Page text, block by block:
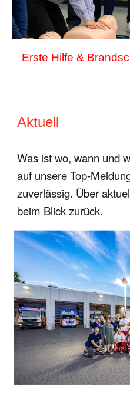
Erste Hilfe &
Aktuell
Was ist wo, wann und
auf unsere Top-
zuverlässig. Über
beim Blick zurück.